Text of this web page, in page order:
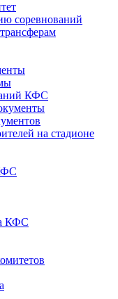
соревнований
КФС
на стадионе
КФС